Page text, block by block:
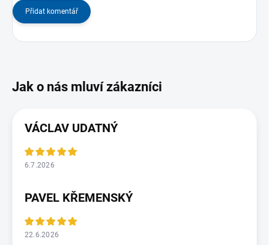
Přidat komentář
VÁCLAV UDATNÝ
6.7.2026
PAVEL KŘEMENSKÝ
22.6.2026